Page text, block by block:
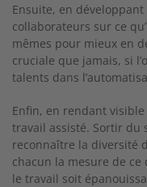
Ensuite, en
collaborateurs sur ce
mêmes pour mieux en
cruciale que jamais, si
talents dans
Enfin, en rendant
travail assisté. Sortir du
reconnaître la diversité
chacun la mesure de
le travail soit